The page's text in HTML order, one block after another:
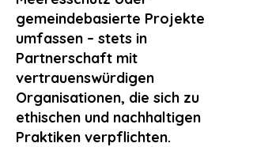
gemeindebasierte Projekte
umfassen – stets in
Partnerschaft mit
vertrauenswürdigen
Organisationen, die sich zu
ethischen und nachhaltigen
Praktiken verpflichten.